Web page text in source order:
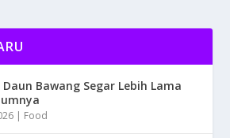
Daun Bawang Segar Lebih Lama
| Food